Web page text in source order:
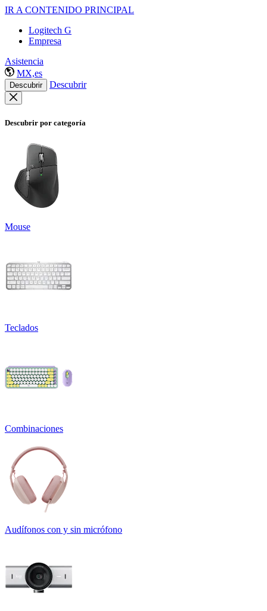
IR A CONTENIDO PRINCIPAL
Logitech G
Empresa
Asistencia
MX,es
Descubrir Descubrir
Descubrir por categoría
Mouse
Teclados
Combinaciones
Audífonos con y sin micrófono